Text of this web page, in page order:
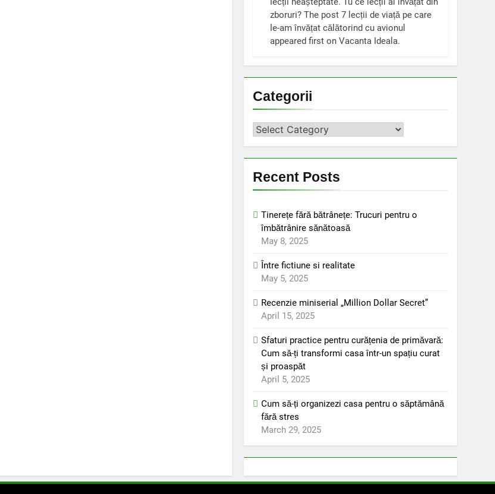
zboruri? The post 7 lecții de viață pe care
le-am învățat călătorind cu avionul
appeared first on Vacanta Ideala.
Categorii
Categorii
Recent Posts
Tinerețe fără bătrânețe: Trucuri pentru o
îmbătrânire sănătoasă
May 8, 2025
Între fictiune si realitate
May 5, 2025
Recenzie miniserial „Million Dollar Secret”
April 15, 2025
Sfaturi practice pentru curățenia de primăvară:
Cum să-ți transformi casa într-un spațiu curat
și proaspăt
April 5, 2025
Cum să-ți organizezi casa pentru o săptămână
fără stres
March 29, 2025